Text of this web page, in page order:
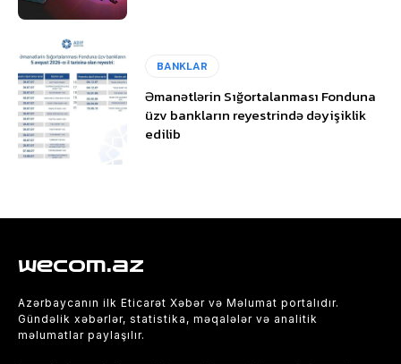
BANKLAR
Əmanətlərin Sığortalanması Fonduna
üzv bankların reyestrində dəyişiklik
edilib
wecom.az
Azərbaycanın ilk Eticarət Xəbər və Məlumat portalıdır.
Gündəlik xəbərlər, statistika, məqalələr və analitik
məlumatlar paylaşılır.